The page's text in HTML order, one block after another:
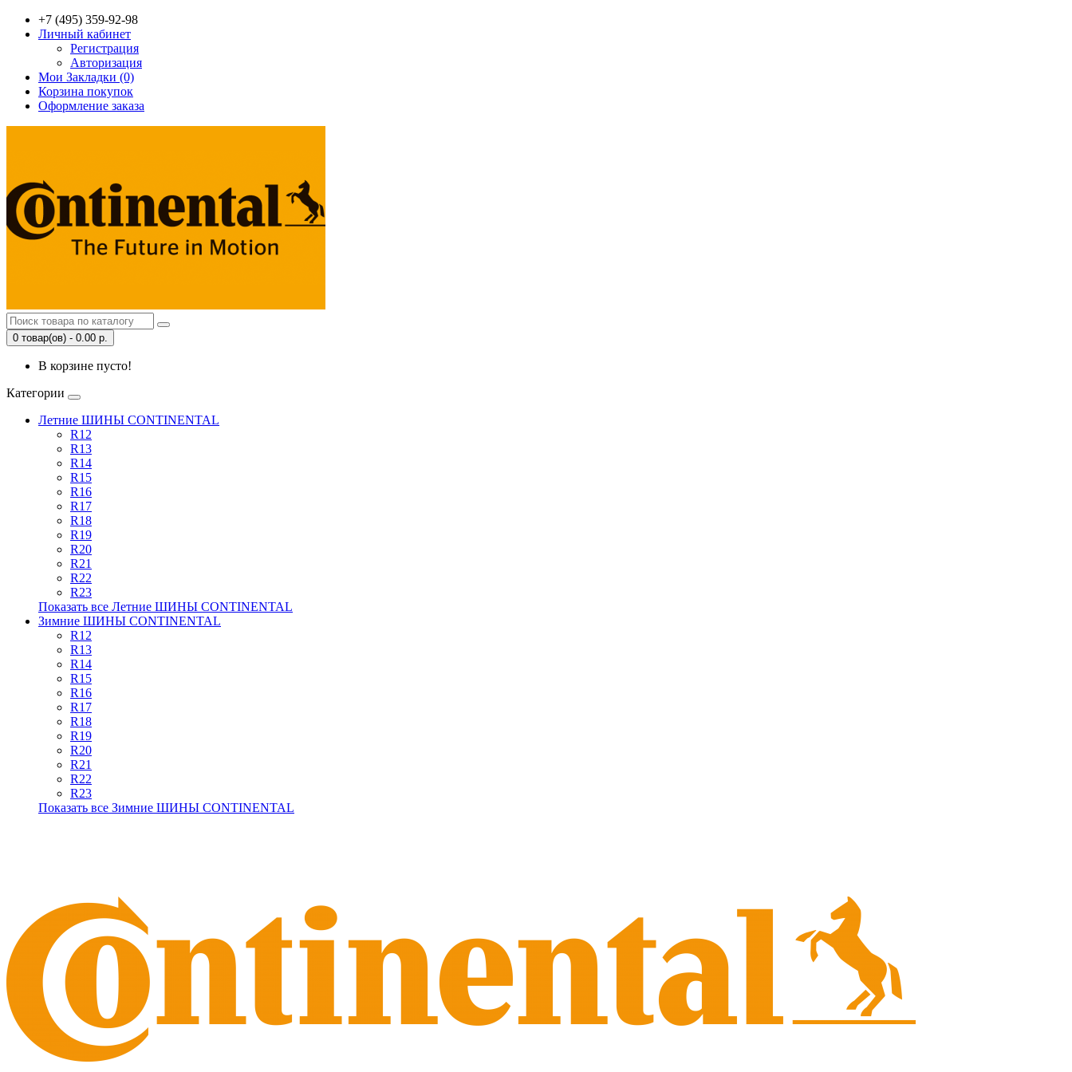
+7 (495) 359-92-98
Личный кабинет
Регистрация
Авторизация
Мои Закладки (0)
Корзина покупок
Оформление заказа
0 товар(ов) - 0.00 р.
В корзине пусто!
Категории
Летние ШИНЫ CONTINENTAL
R12
R13
R14
R15
R16
R17
R18
R19
R20
R21
R22
R23
Показать все Летние ШИНЫ CONTINENTAL
Зимние ШИНЫ CONTINENTAL
R12
R13
R14
R15
R16
R17
R18
R19
R20
R21
R22
R23
Показать все Зимние ШИНЫ CONTINENTAL